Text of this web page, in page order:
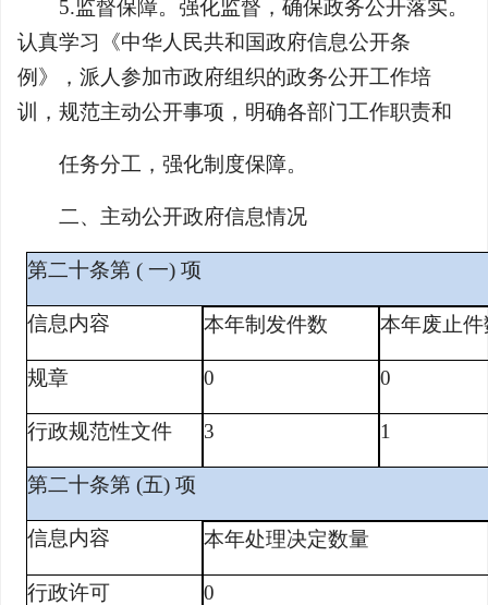
5.监督保障。强化监督，确保政务公开落实。
认真学习《中华人民共和国政府信息公开条
例》，派人参加市政府组织的政务公开工作培
训，规范主动公开事项，明确各部门工作职责和
任务分工，强化制度保障。
二、主动公开政府信息情况
第二十条第 ( 一) 项
信息内容 本年制发件数 本年废止件
规章 0 0
行政规范性文件 3 1
第二十条第 (五) 项
信息内容 本年处理决定数量
行政许可 0